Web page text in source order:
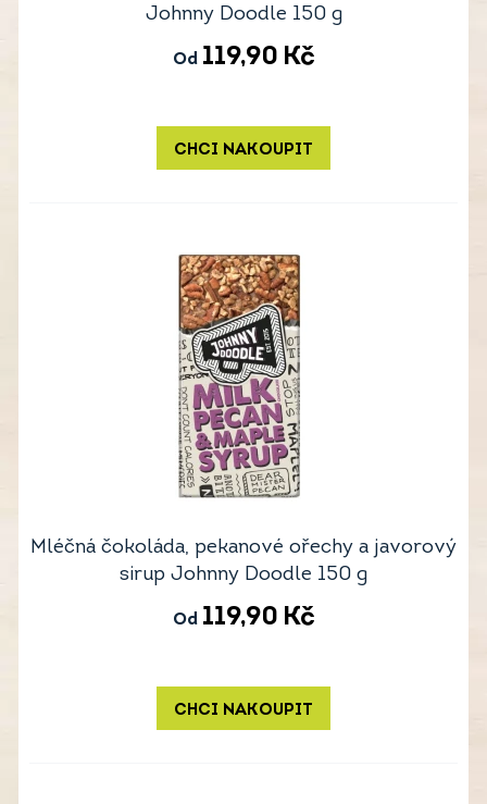
Johnny Doodle 150 g
Od 119,90 Kč
CHCI NAKOUPIT
Mléčná čokoláda, pekanové ořechy a javorový
sirup Johnny Doodle 150 g
Od 119,90 Kč
CHCI NAKOUPIT